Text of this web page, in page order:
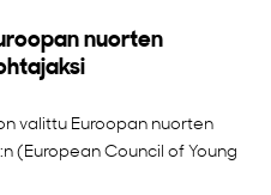
nuorten
valittu Euroopan nuorten
(European Council of Young